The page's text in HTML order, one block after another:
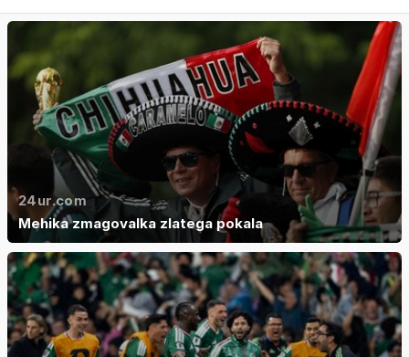
24ur.com
Mehika zmagovalka zlatega pokala